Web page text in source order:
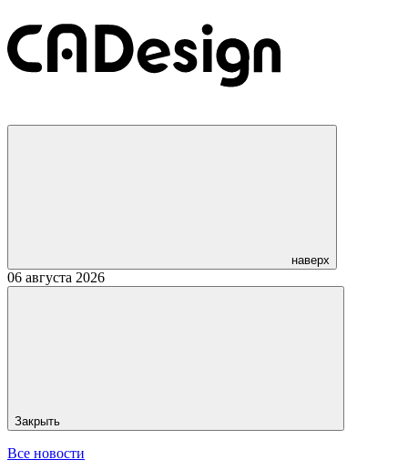
наверх
06 августа 2026
Закрыть
Все новости